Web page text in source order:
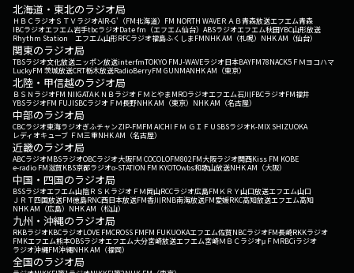
北海道・東北のラジオ局
ＨＢＣラジオＳＴＶラジオAIR-G'（FM北海道） FM NORTH WAVEＲＡＢ青森放送エフエム青森
IBCラジオエフエム岩手tbcラジオDate fm（エフエム仙台） ABSラジオエフエム秋田YBC山形放送
Rhythm Station エフエム山形RFCラジオ福島ふくしまFMNHK AM（札幌） NHK AM（仙台）
関東のラジオ局
TBSラジオ文化放送ニッポン放送interfmTOKYO FMJ-WAVEラジオ日本BAYFM78NACK5 ＦＭヨコハマ
LuckyFM 茨城放送CRT栃木放送RadioBerryFM GUNMANHK AM（東京）
北陸・甲信越のラジオ局
ＢＳＮラジオFM NIIGATAＫＮＢラジオ ＦＭとやまMROラジオエフエム石川FBCラジオFM福井
YBSラジオFM FUJISBCラジオ ＦＭ長野NHK AM（東京） NHK AM（名古屋）
中部のラジオ局
CBCラジオ東海ラジオぎふチャンZIP-FMFM AICHI ＦＭ ＧＩＦＵ SBSラジオK-MIX SHIZUOKA
レディオキューブ ＦＭ三重NHK AM（名古屋）
近畿のラジオ局
ABCラジオMBSラジオOBCラジオ大阪FM COCOLOFM802FM大阪ラジオ関西Kiss FM KOBE
e-radio FM滋賀KBS京都ラジオα-STATION FM KYOTOwbs和歌山放送NHK AM（大阪）
中国・四国のラジオ局
BSSラジオエフエム山陰ＲＳＫラジオ ＦＭ岡山RCCラジオ広島FM ＫＲＹ山口放送エフエム山口
ＪＲＴ四国放送FM徳島RNC西日本放送FM香川RNB南海放送FM愛媛RKC高知放送エフエム高知
NHK AM（広島） NHK AM（松山）
九州・沖縄のラジオ局
RKBラジオKBCラジオLOVE FMCROSS FMFM FUKUOKAエフエム佐賀NBCラジオFM長崎RKKラジオ
FMKエフエム熊本OBSラジオエフエム大分宮崎放送エフエム宮崎ＭＢＣラジオμＦＭRBCiラジオ
ラジオ沖縄FM沖縄NHK AM（福岡）
全国のラジオ局